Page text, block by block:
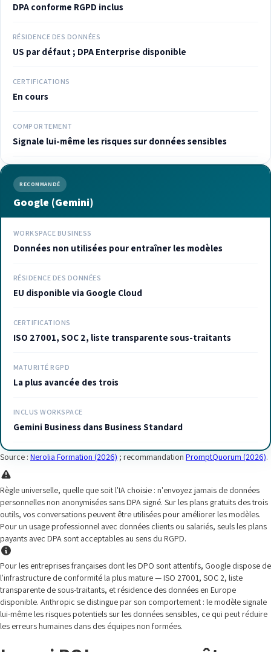
DPA conforme RGPD inclus
RÉSIDENCE DES DONNÉES
US par défaut ; DPA Enterprise disponible
CERTIFICATIONS
En cours
COMPORTEMENT
Signale lui-même les risques sur données sensibles
RECOMMANDÉ
Google (Gemini)
WORKSPACE BUSINESS
Données non utilisées pour entraîner les modèles
RÉSIDENCE DES DONNÉES
EU disponible via Google Cloud
CERTIFICATIONS
ISO 27001, SOC 2, liste transparente sous-traitants
MATURITÉ RGPD
La plus avancée des trois
INCLUS WORKSPACE
Gemini Business dans Business Standard
Source : Nerolia Formation (2026) ; recommandation PromptQuorum (2026).
Règle universelle, quelle que soit l'IA choisie : n'envoyez jamais de données
personnelles non anonymisées sans DPA signé. Sur les plans gratuits des trois
outils, vos conversations peuvent être utilisées pour améliorer les modèles.
Pour un usage professionnel avec données clients ou salariés, seuls les plans
payants avec DPA sont acceptables au sens du RGPD.
Pour les entreprises françaises dont les DPO sont attentifs, Google dispose de
l'infrastructure de conformité la plus mature — ISO 27001, SOC 2, liste
transparente de sous-traitants, et résidence des données en Europe
disponible. Anthropic se distingue par son comportement : le modèle signale
lui-même les risques potentiels sur les données sensibles, ce qui peut réduire
les erreurs humaines dans des équipes non formées.